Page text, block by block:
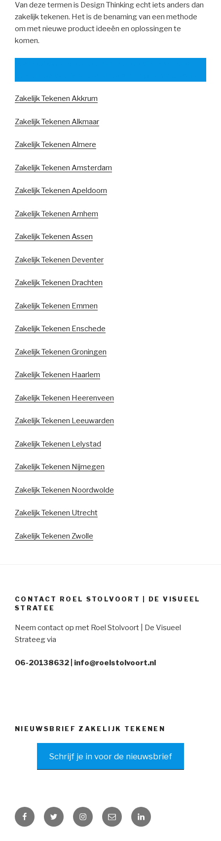
Van deze termen is Design Thinking echt iets anders dan
zakelijk tekenen. Het is de benaming van een methode
om met nieuwe product ideeën en oplossingen te
komen.
Zakelijk Tekenen Akkrum
Zakelijk Tekenen Alkmaar
Zakelijk Tekenen Almere
Zakelijk Tekenen Amsterdam
Zakelijk Tekenen Apeldoorn
Zakelijk Tekenen Arnhem
Zakelijk Tekenen Assen
Zakelijk Tekenen Deventer
Zakelijk Tekenen Drachten
Zakelijk Tekenen Emmen
Zakelijk Tekenen Enschede
Zakelijk Tekenen Groningen
Zakelijk Tekenen Haarlem
Zakelijk Tekenen Heerenveen
Zakelijk Tekenen Leeuwarden
Zakelijk Tekenen Lelystad
Zakelijk Tekenen Nijmegen
Zakelijk Tekenen Noordwolde
Zakelijk Tekenen Utrecht
Zakelijk Tekenen Zwolle
CONTACT ROEL STOLVOORT | DE VISUEEL
STRATEE
Neem contact op met Roel Stolvoort | De Visueel
Strateeg via
06-20138632 | info@roelstolvoort.nl
NIEUWSBRIEF ZAKELIJK TEKENEN
Schrijf je in voor de nieuwsbrief
FacebookTwitter Instagram
E-
mail
Linkedin